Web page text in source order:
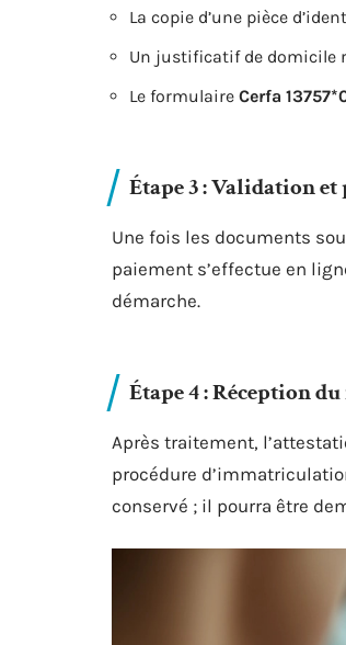
La copie d’une pièce
Un justificatif de domicile
Le formulaire Cerfa
Étape 3 : Validation
Une fois les documents
paiement s’effectue en
démarche.
Étape 4 : Réception
Après traitement,
procédure
conservé ; il pourra être